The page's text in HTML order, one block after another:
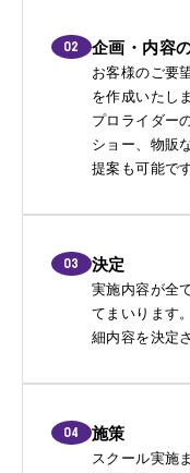
02 企画・内容
お客様のご要
を作成いたし
プロライダー
ショー、物販
提案も可能です
03 決定
実施内容が全
てまいります
細内容を決定
04 施策
スクール実施